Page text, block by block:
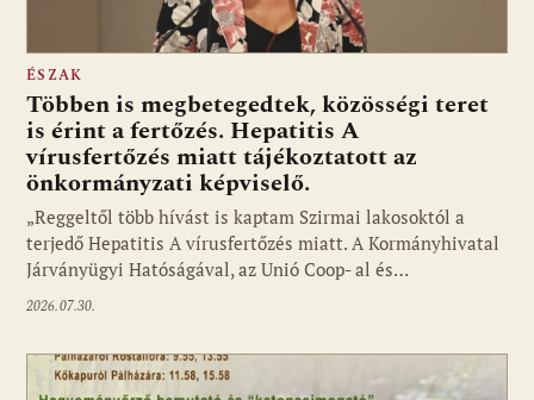
ÉSZAK
Többen is megbetegedtek, közösségi teret
is érint a fertőzés. Hepatitis A
vírusfertőzés miatt tájékoztatott az
önkormányzati képviselő.
„Reggeltől több hívást is kaptam Szirmai lakosoktól a
terjedő Hepatitis A vírusfertőzés miatt. A Kormányhivatal
Járványügyi Hatóságával, az Unió Coop- al és…
2026.07.30.